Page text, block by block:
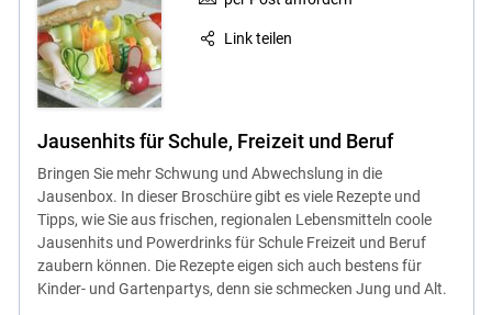
Link teilen
Jausenhits für Schule, Freizeit und Beruf
Bringen Sie mehr Schwung und Abwechslung in die
Jausenbox. In dieser Broschüre gibt es viele Rezepte und
Tipps, wie Sie aus frischen, regionalen Lebensmitteln coole
Jausenhits und Powerdrinks für Schule Freizeit und Beruf
zaubern können. Die Rezepte eigen sich auch bestens für
Kinder- und Gartenpartys, denn sie schmecken Jung und Alt.